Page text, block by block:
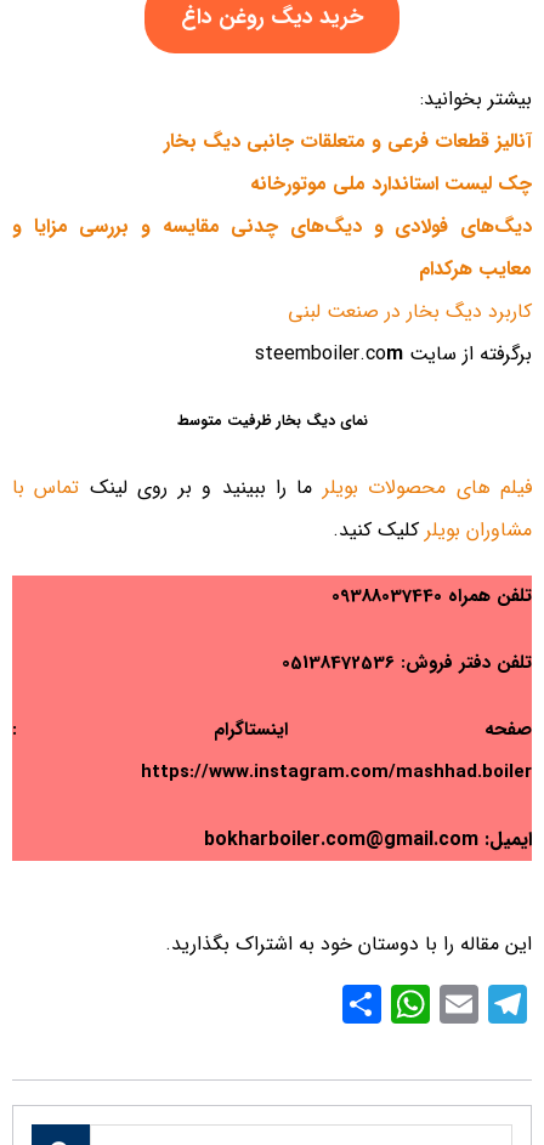
خرید دیگ روغن داغ
بیشتر بخوانید:
آنالیز قطعات فرعی و متعلقات جانبی دیگ بخار
چک لیست استاندارد ملی موتورخانه
دیگ‌های فولادی و دیگ‌های چدنی مقایسه و بررسی مزایا و
معایب هرکدام
کاربرد دیگ بخار در صنعت لبنی
برگرفته از سایت steemboiler.co m
نمای دیگ بخار ظرفیت متوسط
فیلم های محصولات بویلر ما را ببینید و بر روی لینک تماس با
مشاوران بویلر کلیک کنید.
تلفن همراه 09388037440
تلفن دفتر فروش: 05138472536
صفحه اینستاگرام :
https://www.instagram.com/mashhad.boiler
ایمیل: bokharboiler.com@gmail.com
این مقاله را با دوستان خود به اشتراک بگذارید.
T
el
e
gr
E
m
ail
W
h
at
s
ar
e